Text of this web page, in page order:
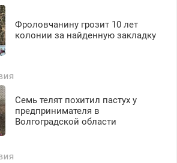
Фроловчанину грозит 10 лет
колонии за найденную закладку
Семь телят похитил пастух у
предпринимателя в
Волгоградской области